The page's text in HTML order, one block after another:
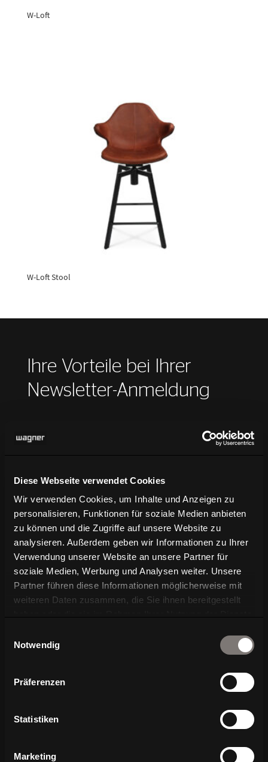
Diese Webseite verwendet Cookies
Wir verwenden Cookies, um Inhalte und Anzeigen zu
personalisieren, Funktionen für soziale Medien anbieten
zu können und die Zugriffe auf unsere Website zu
analysieren. Außerdem geben wir Informationen zu Ihrer
Verwendung unserer Website an unsere Partner für
soziale Medien, Werbung und Analysen weiter. Unsere
Partner führen diese Informationen möglicherweise mit
weiteren Daten zusammen, die Sie ihnen bereitgestellt
Notwendig
Präferenzen
Statistiken
Marketing
W-Loft
W-Loft Stool
Ihre Vorteile bei Ihrer
Newsletter-Anmeldung
Verpassen Sie keine Neuigkeiten über WAGNER
Produktentwicklungen
N
Vorankündigungen für Messen und
Events
N
Branchennews aus Architektur und
Design
Einwilligung ändern